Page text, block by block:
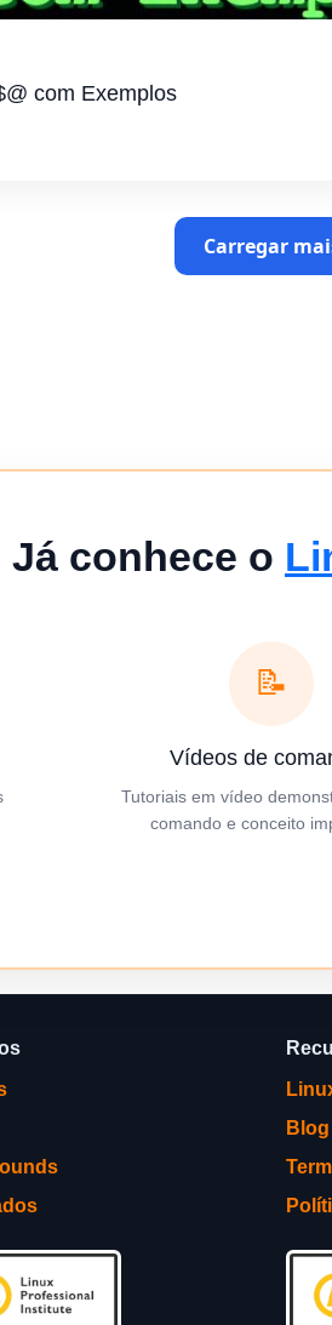
com Exemplos
Carregar
Já conhece o
📝
Vídeos de
Tutoriais em vídeo
comando e conceito
Blog